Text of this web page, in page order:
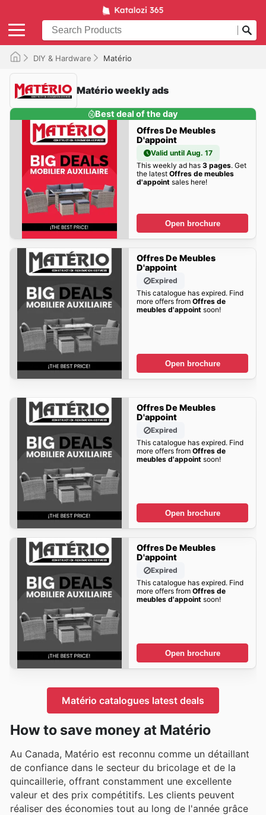
DIY & Hardware Matério
Matério weekly ads
Best deal of the day
Offres De Meubles
D'appoint
Valid until Aug. 17
This weekly ad has 3 pages. Get
the latest Offres de meubles
d'appointsales here!
Open brochure
Offres De Meubles
D'appoint
Expired
This catalogue has expired. Find
more offers from Offres de
meubles d'appointsoon!
Open brochure
Offres De Meubles
D'appoint
Expired
This catalogue has expired. Find
more offers from Offres de
meubles d'appointsoon!
Open brochure
Offres De Meubles
D'appoint
Expired
This catalogue has expired. Find
more offers from Offres de
meubles d'appointsoon!
Open brochure
Matério catalogues latest deals
How to save money at Matério
Au Canada, Matério est reconnu comme un détaillant
de confiance dans le secteur du bricolage et de la
quincaillerie, offrant constamment une excellente
valeur et des prix compétitifs. Les clients peuvent
réaliser des économies tout au long de l'année grâce